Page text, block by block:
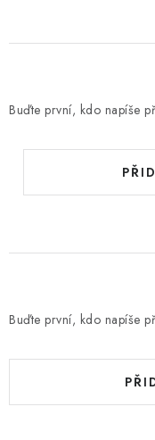
Buďte první, kdo napíše
Buďte první, kdo napíše